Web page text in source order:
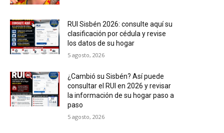
RUI Sisbén 2026: consulte aquí su
clasificación por cédula y revise
los datos de su hogar
5 agosto, 2026
¿Cambió su Sisbén? Así puede
consultar el RUI en 2026 y revisar
la información de su hogar paso a
paso
5 agosto, 2026